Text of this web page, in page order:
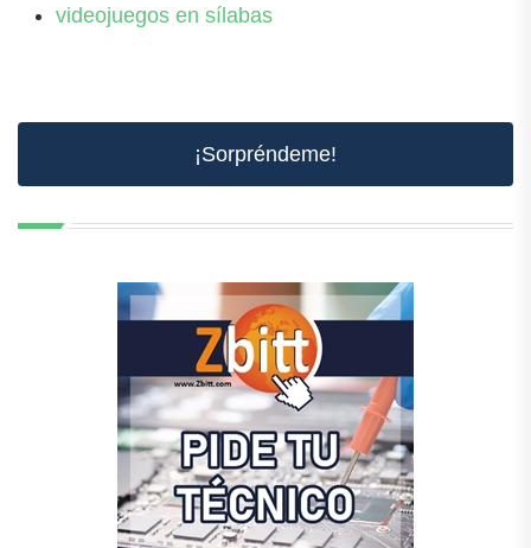
videojuegos en sílabas
¡Sorpréndeme!